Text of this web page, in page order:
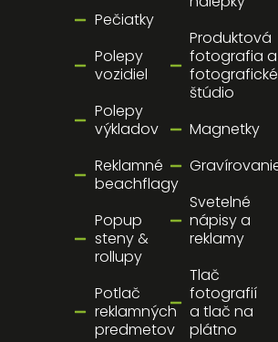
Pečiatky
Polepy
vozidiel
Polepy
výkladov
Reklamné
beachflagy
Popup
steny &
rollupy
Potlač
reklamných
predmetov
Produktová
fotografia a
fotografické
štúdio
Magnetky
Svetelné
nápisy a
reklamy
Tlač
fotografií
a tlač na
plátno